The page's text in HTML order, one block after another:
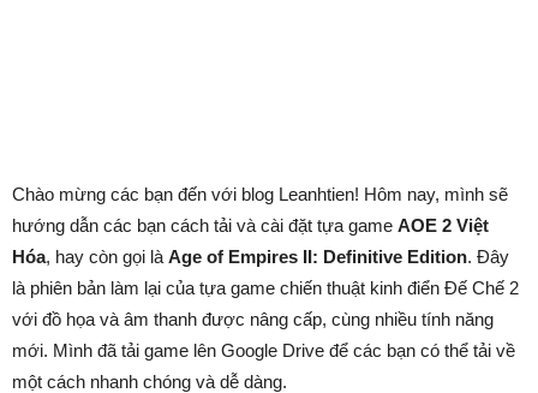
Chào mừng các bạn đến với blog Leanhtien! Hôm nay, mình sẽ
hướng dẫn các bạn cách tải và cài đặt tựa game AOE 2 Việt
Hóa, hay còn gọi là Age of Empires II: Definitive Edition. Đây
là phiên bản làm lại của tựa game chiến thuật kinh điển Đế Chế 2
với đồ họa và âm thanh được nâng cấp, cùng nhiều tính năng
mới. Mình đã tải game lên Google Drive để các bạn có thể tải về
một cách nhanh chóng và dễ dàng.